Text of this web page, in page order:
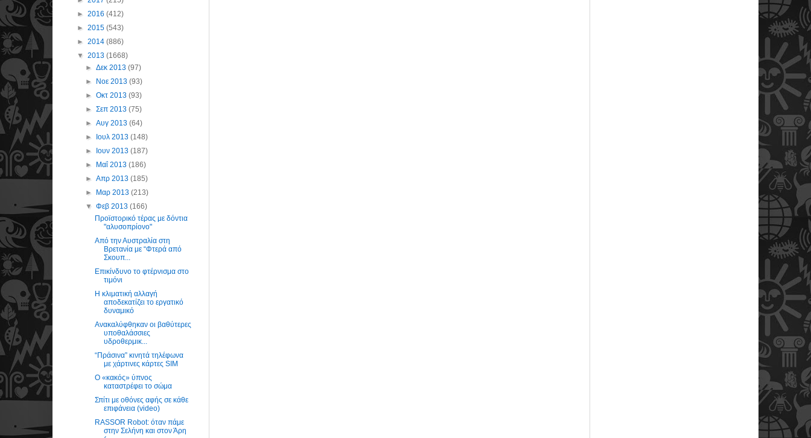
► 2016 (412)
► 2015 (543)
► 2014 (886)
▼ 2013 (1668)
►Δεκ 2013(97)
► Νοε 2013(93)
►Οκτ 2013(93)
►Σεπ 2013(75)
►Αυγ 2013(64)
► Ιουλ 2013(148)
► Ιουν 2013(187)
► Μαΐ 2013(186)
►Απρ 2013(185)
► Μαρ 2013(213)
▼Φεβ 2013(166)
Προϊστορικό τέρας με δόντια
"αλυσοπρίονο"
Από την Αυστραλία στη
Βρετανία με “Φτερά από
Σκουπ...
Επικίνδυνο το φτέρνισμα στο
τιμόνι
Η κλιματική αλλαγή
αποδεκατίζει το εργατικό
δυναμικό
Ανακαλύφθηκαν οι βαθύτερες
υποθαλάσσιες
υδροθερμικ...
“Πράσινα” κινητά τηλέφωνα
με χάρτινες κάρτες SIM
Ο «κακός» ύπνος
καταστρέφει το σώμα
Σπίτι με οθόνες αφής σε κάθε
επιφάνεια (video)
RASSOR Robot: όταν πάμε
στην Σελήνη και στον Άρη